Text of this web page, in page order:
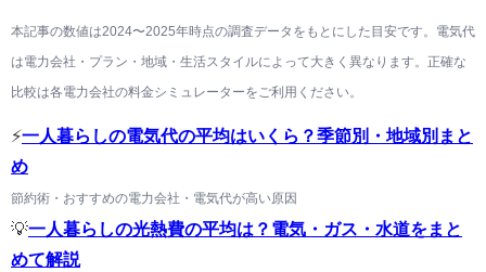
本記事の数値は2024〜2025年時点の調査データをもとにした目安です。電気代
は電力会社・プラン・地域・生活スタイルによって大きく異なります。正確な
比較は各電力会社の料金シミュレーターをご利用ください。
⚡一人暮らしの電気代の平均はいくら？季節別・地域別まと
め
節約術・おすすめの電力会社・電気代が高い原因
💡一人暮らしの光熱費の平均は？電気・ガス・水道をまと
めて解説